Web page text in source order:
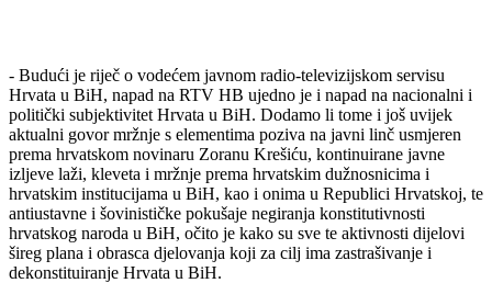
- Budući je riječ o vodećem javnom radio-televizijskom servisu
Hrvata u BiH, napad na RTV HB ujedno je i napad na nacionalni i
politički subjektivitet Hrvata u BiH. Dodamo li tome i još uvijek
aktualni govor mržnje s elementima poziva na javni linč usmjeren
prema hrvatskom novinaru Zoranu Krešiću, kontinuirane javne
izljeve laži, kleveta i mržnje prema hrvatskim dužnosnicima i
hrvatskim institucijama u BiH, kao i onima u Republici Hrvatskoj, te
antiustavne i šovinističke pokušaje negiranja konstitutivnosti
hrvatskog naroda u BiH, očito je kako su sve te aktivnosti dijelovi
šireg plana i obrasca djelovanja koji za cilj ima zastrašivanje i
dekonstituiranje Hrvata u BiH.